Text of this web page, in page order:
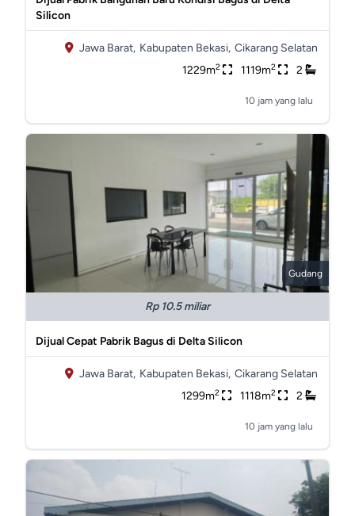
Silicon
Jawa Barat, Kabupaten Bekasi, Cikarang Selatan
1229m2 1119m2 2
10 jam yang lalu
Gudang
Rp 10.5 miliar
Dijual Cepat Pabrik Bagus di Delta Silicon
Jawa Barat, Kabupaten Bekasi, Cikarang Selatan
1299m2 1118m2 2
10 jam yang lalu